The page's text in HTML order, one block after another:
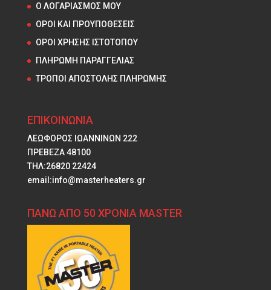
Ο ΛΟΓΑΡΙΑΣΜΟΣ ΜΟΥ
ΟΡΟΙ ΚΑΙ ΠΡΟΥΠΟΘΕΣΕΙΣ
ΟΡΟΙ ΧΡΗΣΗΣ ΙΣΤΟΤΟΠΟΥ
ΠΛΗΡΩΜΗ ΠΑΡΑΓΓΕΛΙΑΣ
ΤΡΟΠΟΙ ΑΠΟΣΤΟΛΗΣ ΠΛΗΡΩΜΗΣ
ΕΠΙΚΟΙΝΩΝΙΑ
ΛΕΩΦΟΡΟΣ ΙΩΑΝΝΙΝΩΝ 222
ΠΡΕΒΕΖΑ 48100
ΤΗΛ:26820 22424
email:info@masterheaters.gr
ΠΑΝΩ ΑΠΟ 50 ΧΡΟΝΙΑ MASTER